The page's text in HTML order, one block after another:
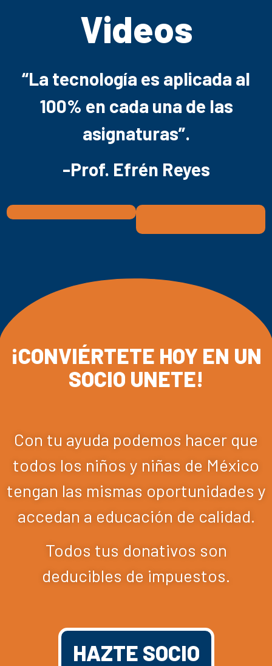
Videos
“La tecnología es aplicada al
100% en cada una de las
asignaturas”.
-Prof. Efrén Reyes
¡CONVIÉRTETE HOY EN UN
SOCIO UNETE!
Con tu ayuda podemos hacer que
todos los niños y niñas de México
tengan las mismas oportunidades y
accedan a educación de calidad.
Todos tus donativos son
deducibles de impuestos.
HAZTE SOCIO